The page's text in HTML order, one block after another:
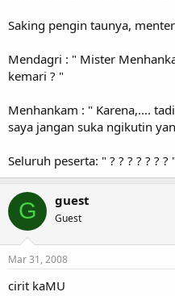
Saking pengin taunya,
Mendagri : " Mister
kemari ? "
Menhankam : " Karena,....
saya jangan suka ngikutin
Seluruh peserta: " ? ? ? ? ? ? ? "
G guest
Guest
Mar 31, 2008
cirit kaMU